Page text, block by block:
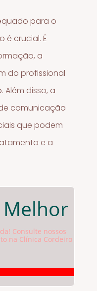
para o
é crucial. É
a
do profissional
disso, a
comunicação
que podem
e a
Melhor
Consulte nossos
na Clínica Cordeiro